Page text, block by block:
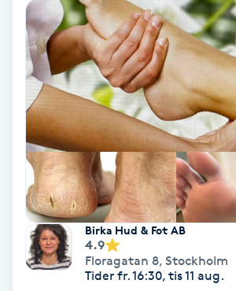
Tuina-massage
Taktil massage
Tandblekning
Tandläkare
Tatuering
Tatueringsborttagning
Birka Hud & Fot AB
4.9
Floragatan 8, Stockholm
Tider fr. 16:30, tis 11 aug.